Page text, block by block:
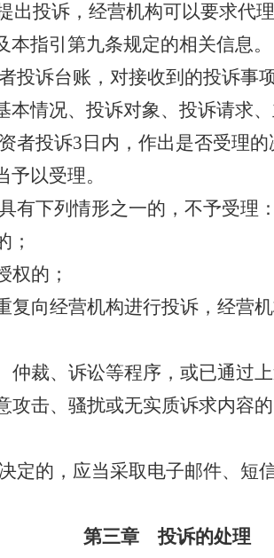
出投诉， 经营机构可以要求代
本指引第九条规定的相关信息。
投诉台账，对接收到的投诉事
情况、投诉对象、投诉请求、
者投诉3日内，作出是否受理
以受理。
有下列情形之一的，不予受理：
；
权的；
复向经营机构进行投诉，经营
仲裁、诉讼等程序，或已通过
攻击、骚扰或无实质诉求内容的
定的，应当采取电子邮件、 短
第三章 投诉的处理